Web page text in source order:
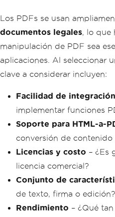
Los PDFs se usan
documentos legales, lo que
manipulación de PDF sea
aplicaciones. Al seleccionar
clave a considerar incluyen:
Facilidad de integración
implementar funciones
Soporte para HTML-a-
conversión de contenido
Licencias y costo – ¿Es
licencia comercial?
Conjunto de
de texto, firma o edición?
Rendimiento – ¿Qué